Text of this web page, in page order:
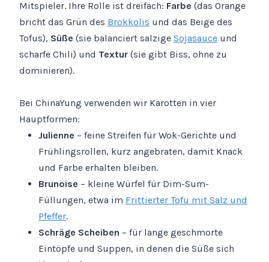
Mitspieler. Ihre Rolle ist dreifach: Farbe (das Orange
bricht das Grün des Brokkolis und das Beige des
Tofus), Süße (sie balanciert salzige Sojasauce und
scharfe Chili) und Textur (sie gibt Biss, ohne zu
dominieren).
Bei ChinaYung verwenden wir Karotten in vier
Hauptformen:
Julienne – feine Streifen für Wok-Gerichte und
Frühlingsrollen, kurz angebraten, damit Knack
und Farbe erhalten bleiben.
Brunoise – kleine Würfel für Dim-Sum-
Füllungen, etwa im Frittierter Tofu mit Salz und
Pfeffer.
Schräge Scheiben – für lange geschmorte
Eintöpfe und Suppen, in denen die Süße sich